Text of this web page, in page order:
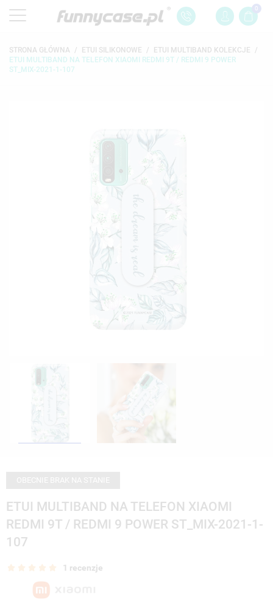
0
STRONA GŁÓWNA ETUI SILIKONOWE
ETUI MULTIBAND KOLEKCJE
ETUI MULTIBAND NA TELEFON XIAOMI REDMI 9T / REDMI 9 POWER
ST_MIX-2021-1-107
ETUI MULTIBAND NA TELEFON XIAOMI
REDMI 9T / REDMI 9 POWER ST_MIX-2021-1-
107
1 recenzje